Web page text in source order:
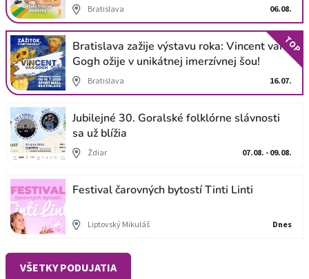
Bratislava 06.08.
Bratislava zažije výstavu roka: Vincent van
Gogh ožije v unikátnej imerzívnej šou!
Bratislava 16.07.
TOP
Jubilejné 30. Goralské folklórne slávnosti
sa už blížia
Ždiar 07.08. - 09.08.
Festival čarovných bytostí Tinti Linti
Liptovský Mikuláš Dnes
VŠETKY PODUJATIA